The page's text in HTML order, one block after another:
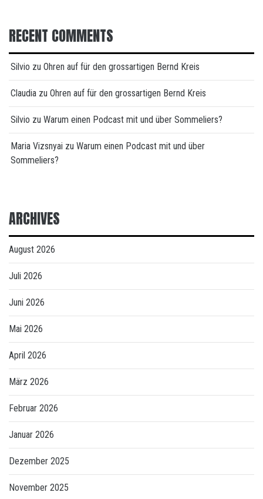
RECENT COMMENTS
Silvio zu Ohren auf für den grossartigen Bernd Kreis
Claudia zu Ohren auf für den grossartigen Bernd Kreis
Silvio zu Warum einen Podcast mit und über Sommeliers?
Maria Vizsnyai zu Warum einen Podcast mit und über
Sommeliers?
ARCHIVES
August 2026
Juli 2026
Juni 2026
Mai 2026
April 2026
März 2026
Februar 2026
Januar 2026
Dezember 2025
November 2025